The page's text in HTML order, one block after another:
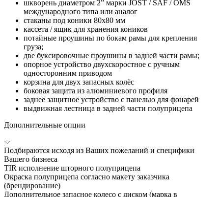
шкворень диаметром 2” марки JOST / SAF / OMS
международного типа или аналог
стаканы под коники 80х80 мм
кассета / ящик для хранения коников
потайные проушины по бокам рамы для крепления
груза;
две буксировочные проушины в задней части рамы;
опорное устройство двухскоростное с ручным
односторонним приводом
корзина для двух запасных колёс
боковая защита из алюминиевого профиля
заднее защитное устройство с панелью для фонарей
выдвижная лестница в задней части полуприцепа
Дополнительные опции
Подбираются исходя из Ваших пожеланий и специфики
Вашего бизнеса
TIR исполнение шторного полуприцепа
Окраска полуприцепа согласно макету заказчика
(брендирование)
Дополнительное запасное колесо с диском (марка в